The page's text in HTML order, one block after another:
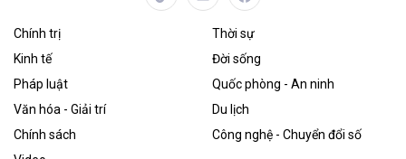
Chính trị
Thời sự
Kinh tế
Đời sống
Pháp luật
Quốc phòng - An ninh
Văn hóa - Giải trí
Du lịch
Chính sách
Công nghệ - Chuyển đổi số